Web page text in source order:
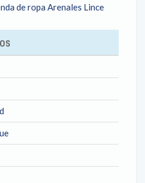
de ropa Arenales Lince